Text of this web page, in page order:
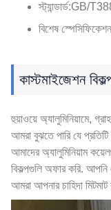
স্ট্যান্ডার্ড:GB/
বিশেষ
কাস্টমাইজেশন
হুয়াওয়ে অ্যালুমিনিয়ামে,
আমরা বুঝতে পারি যে
আমাদের অ্যালুমিনিয়াম
বিকল্পগুলি অফার করি. আপনি
আমরা আপনার চাহিদা